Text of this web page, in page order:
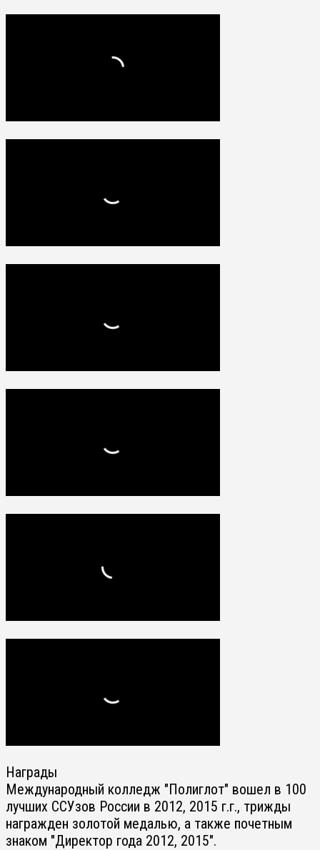
Награды
Международный колледж "Полиглот" вошел в 100
лучших ССУзов России в 2012, 2015 г.г., трижды
награжден золотой медалью, а также почетным
знаком "Директор года 2012, 2015".